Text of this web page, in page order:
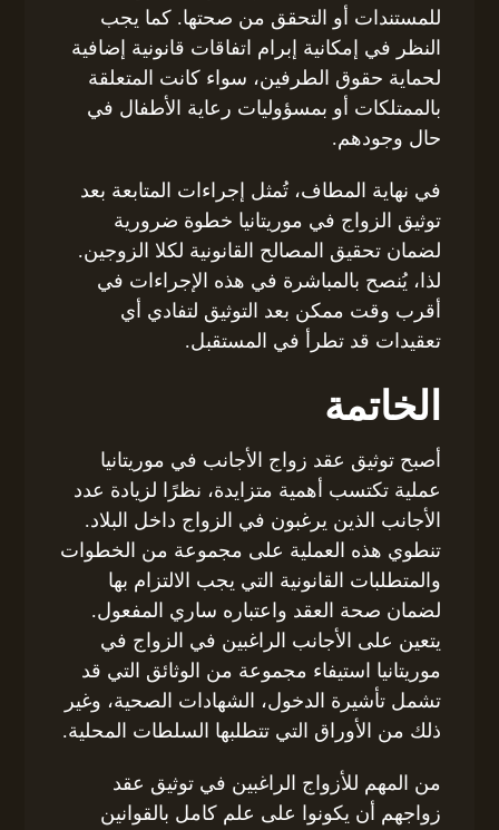
للمستندات أو التحقق من صحتها. كما يجب
النظر في إمكانية إبرام اتفاقات قانونية إضافية
لحماية حقوق الطرفين، سواء كانت المتعلقة
بالممتلكات أو بمسؤوليات رعاية الأطفال في
حال وجودهم.
في نهاية المطاف، تُمثل إجراءات المتابعة بعد
توثيق الزواج في موريتانيا خطوة ضرورية
لضمان تحقيق المصالح القانونية لكلا الزوجين.
لذا، يُنصح بالمباشرة في هذه الإجراءات في
أقرب وقت ممكن بعد التوثيق لتفادي أي
تعقيدات قد تطرأ في المستقبل.
الخاتمة
أصبح توثيق عقد زواج الأجانب في موريتانيا
عملية تكتسب أهمية متزايدة، نظرًا لزيادة عدد
الأجانب الذين يرغبون في الزواج داخل البلاد.
تنطوي هذه العملية على مجموعة من الخطوات
والمتطلبات القانونية التي يجب الالتزام بها
لضمان صحة العقد واعتباره ساري المفعول.
يتعين على الأجانب الراغبين في الزواج في
موريتانيا استيفاء مجموعة من الوثائق التي قد
تشمل تأشيرة الدخول، الشهادات الصحية، وغير
ذلك من الأوراق التي تتطلبها السلطات المحلية.
من المهم للأزواج الراغبين في توثيق عقد
زواجهم أن يكونوا على علم كامل بالقوانين